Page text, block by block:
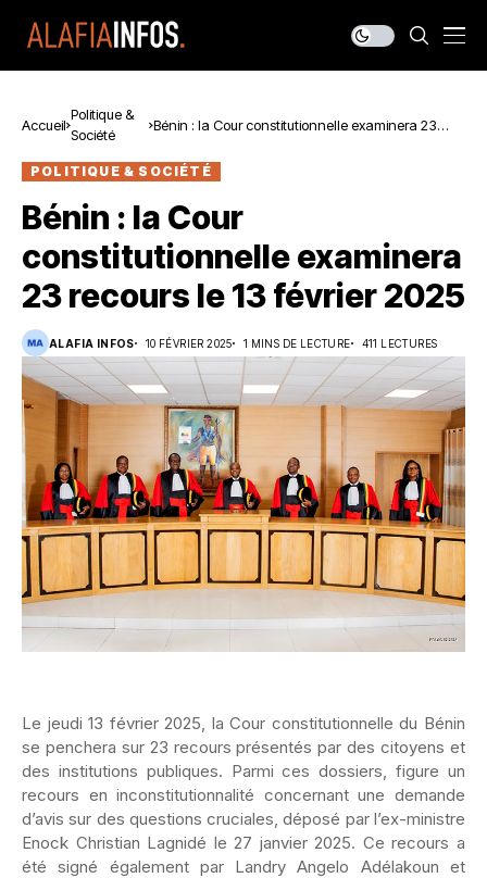
Accueil
Politique &
Société
Bénin : la Cour constitutionnelle examinera 23
POLITIQUE & SOCIÉTÉ
Bénin : la Cour
constitutionnelle examinera
23 recours le 13 février 2025
ALAFIA INFOS 10 FÉVRIER 2025 1 MINS DE LECTURE 411 LECTURES
Le jeudi 13 février 2025, la Cour constitutionnelle du Bénin
se penchera sur 23 recours présentés par des citoyens et
des institutions publiques. Parmi ces dossiers, figure un
recours en inconstitutionnalité concernant une demande
d’avis sur des questions cruciales, déposé par l’ex-ministre
Enock Christian Lagnidé le 27 janvier 2025. Ce recours a
été signé également par Landry Angelo Adélakoun et